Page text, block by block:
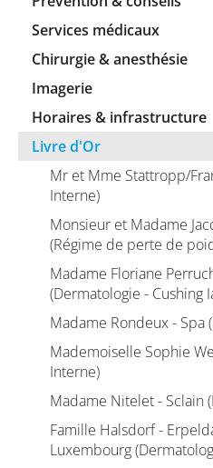
Services médicaux
Chirurgie & anesthésie
Imagerie
Horaires & infrastructure
Livre d'Or
Mr et Mme Stattropp/
Interne)
Monsieur et Madame
(Régime de perte de
Madame Floriane
(Dermatologie - Cushing
Madame Rondeux - Spa
Mademoiselle Sophie
Interne)
Madame Nitelet - Sclain
Famille Halsdorf -
Luxembourg